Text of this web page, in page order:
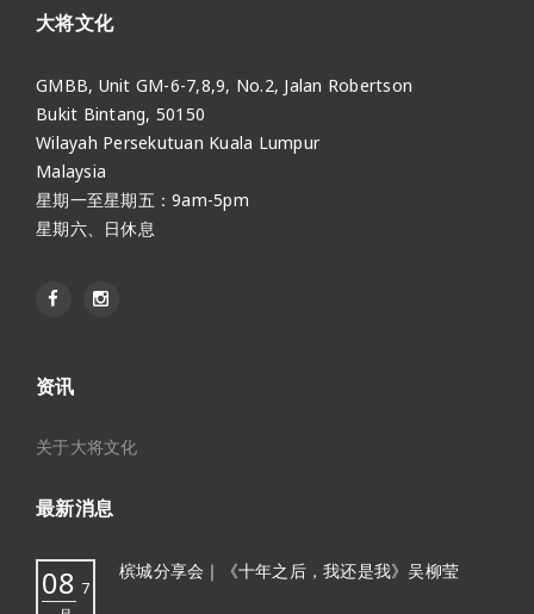
大将文化
GMBB, Unit GM-6-7,8,9, No.2, Jalan Robertson
Bukit Bintang, 50150
Wilayah Persekutuan Kuala Lumpur
Malaysia
星期一至星期五：9am-5pm
星期六、日休息
资讯
关于大将文化
最新消息
08 7
槟城分享会｜《十年之后，我还是我》吴柳莹